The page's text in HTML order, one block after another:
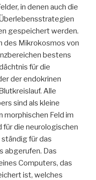
in denen auch die
gespeichert werden.
des Mikrokosmos von
bestens
für die
der endokrinen
Alle
sind als kleine
morphischen Feld im
für die neurologischen
für das
abgerufen. Das
Computers, das
ist, welches